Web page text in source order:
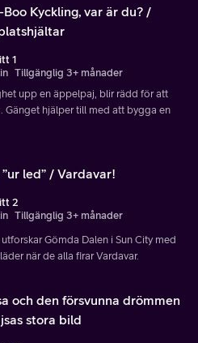
Boo Kyckling, var är du? /
1
Tillgänglig 3+ månader
upp en äppelpaj, blir rädd för att
Gänget hjälper till med att bygga en
led” / Vardavar!
2
Tillgänglig 3+ månader
Gömda Dalen i Sun City med
när de alla firar Vardavar.
och den försvunna drömmen
stora bild